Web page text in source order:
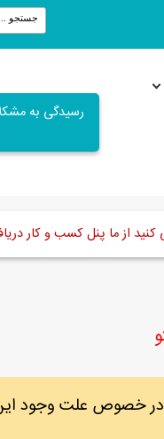
رسیدگی به
از ما پنل کسب و کار
در خصوص علت وجود